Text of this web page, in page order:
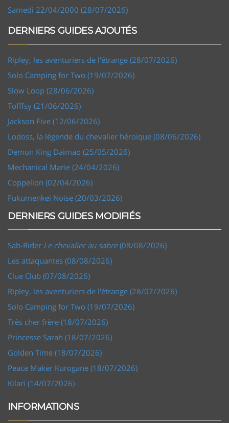
Samedi 22/04/2000 (28/07/2026)
DERNIERS GUIDES AJOUTÉS
Ripley, les aventuriers de l'étrange (28/07/2026)
Solo Camping for Two (19/07/2026)
Slow Loop (28/06/2026)
Tofffsy (21/06/2026)
Jackson Five (12/06/2026)
Lodoss, la légende du chevalier héroïque (08/06/2026)
Demon King Daimao (25/05/2026)
Mechanical Marie (24/04/2026)
Coppelion (02/04/2026)
Fukumenkei Noise (20/03/2026)
DERNIERS GUIDES MODIFIÉS
Sab-Rider Le chevalier au sabre(08/08/2026)
Les attaquantes (08/08/2026)
Clue Club (07/08/2026)
Ripley, les aventuriers de l'étrange (28/07/2026)
Solo Camping for Two (19/07/2026)
Très cher frère (18/07/2026)
Princesse Sarah (18/07/2026)
Golden Time (18/07/2026)
Peace Maker Kurogane (18/07/2026)
Kilari (14/07/2026)
INFORMATIONS